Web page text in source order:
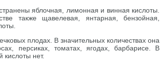
яблочная, лимонная и винная кислоты.
также щавелевая, янтарная, бензойная,
плодах. В значительных количествах она
персиках, томатах, ягодах, барбарисе. В
кислоты нет.